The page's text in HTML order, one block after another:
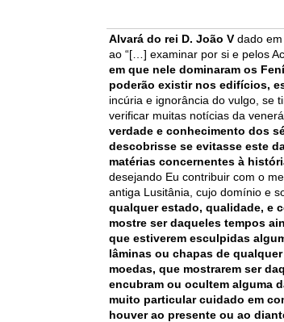
Alvará do rei D. João Vdado em
ao “[…] examinar por si e pelos
em que nele dominaram os
poderão existir nos edifícios,
incúria e ignorância do vulgo, se
verificar muitas notícias da
verdade e conhecimento dos
descobrisse se evitasse este
matérias concernentes à
desejando Eu contribuir com o
antiga Lusitânia, cujo domínio e
qualquer estado, qualidade, e
mostre ser daqueles tempos
que estiverem esculpidas
lâminas ou chapas de
moedas, que mostrarem ser
encubram ou ocultem alguma
muito particular cuidado em
houver ao presente ou ao